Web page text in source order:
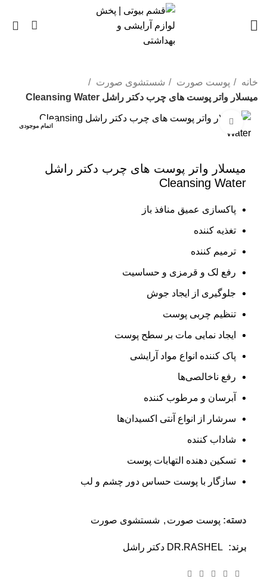
خانه پوست صورت
شستشوی صورت
میسلار واتر پوست های چرب دکتر راشل Cleansing Water
اتمام موجودی بزرگنمایی تصویر
میسلار واتر پوست های چرب دکتر راشل
Cleansing Water
پاکسازی عمیق منافذ باز
تغذیه کننده
ترمیم کننده
رفع لک و قرمزی و حساسیت
جلوگیری از ایجاد جوش
تنظیم چربی پوست
ایجاد نمایی مات بر سطح پوست
پاک کننده انواع مواد آرایشی
رفع ناخالصی‌ها
آبرسان و مرطوب کننده
سرشار از انواع آنتی اکسیدان‌ها
شاداب کننده
تسکین دهنده التهابات پوست
سازگار با پوست حساس دور چشم و لب
دسته: پوست صورت , شستشوی صورت
برند: DR.RASHEL دکتر راشل